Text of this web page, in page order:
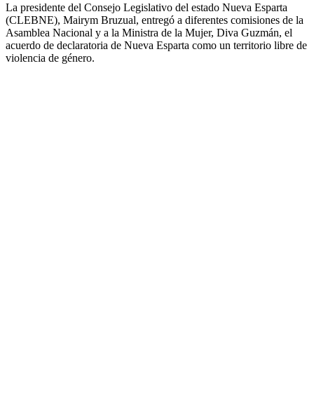
La presidente del Consejo Legislativo del estado Nueva Esparta
(CLEBNE), Mairym Bruzual, entregó a diferentes comisiones de la
Asamblea Nacional y a la Ministra de la Mujer, Diva Guzmán, el
acuerdo de declaratoria de Nueva Esparta como un territorio libre de
violencia de género.